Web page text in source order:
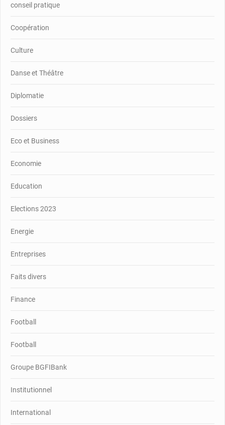
conseil pratique
Coopération
Culture
Danse et Théâtre
Diplomatie
Dossiers
Eco et Business
Economie
Education
Elections 2023
Energie
Entreprises
Faits divers
Finance
Football
Football
Groupe BGFIBank
Institutionnel
International